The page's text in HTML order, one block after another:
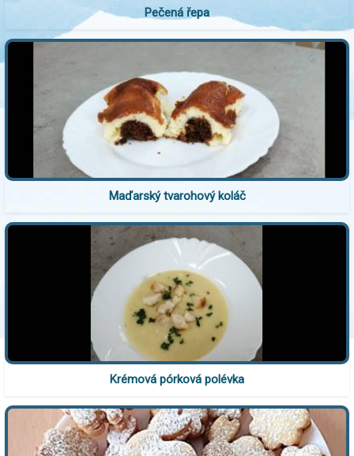
Pečená řepa
Maďarský tvarohový koláč
Krémová pórková polévka